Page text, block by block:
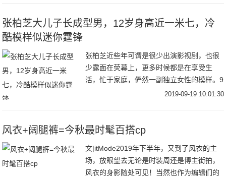
张柏芝大儿子长成型男，12岁身高近一米七，冷
酷模样似迷你霆锋
张柏芝近些年可谓是很少出演影视剧，也很
少露面在荧幕上，更多时候都是在享受生
活，忙于家庭，俨然一副独立女性的模样。9
月18日，张柏芝在社交平台分享了自己出海
2019-09-19 10:01:30
风衣+阔腿裤=今秋最时髦百搭cp
文|itMode2019年下半年，又到了风衣的主
场，放眼望去无论是时装周还是博主街拍，
风衣的身影随处可见！当然也作为编辑们的